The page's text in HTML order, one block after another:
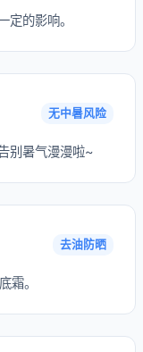
定的影响。
无中暑风险
别暑气漫漫啦~
去油防晒
霜。